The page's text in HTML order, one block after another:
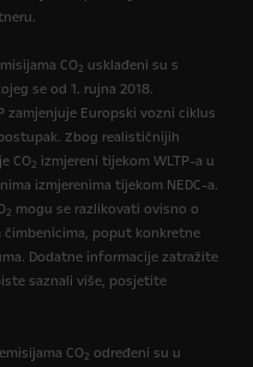
CO2 usklađeni su s
se od 1. rujna 2018.
zamjenjuje Europski vozni ciklus
Zbog realističnijih
CO2 izmjereni tijekom WLTP-a u
izmjerenima tijekom NEDC-a.
2 mogu se razlikovati ovisno o
poput konkretne
Dodatne informacije zatražite
saznali više, posjetite
CO2 određeni su u